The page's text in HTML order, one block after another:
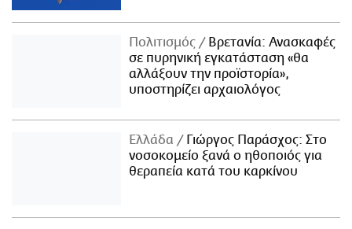
Πολιτισμός
Βρετανία: Ανασκαφές
σε πυρηνική εγκατάσταση «θα
αλλάξουν την προϊστορία»,
υποστηρίζει αρχαιολόγος
Ελλάδα
Γιώργος Παράσχος: Στο
νοσοκομείο ξανά ο ηθοποιός για
θεραπεία κατά του καρκίνου